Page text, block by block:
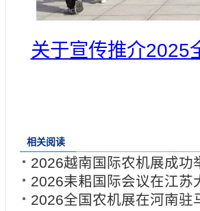
关于宣传推介2025
相关阅读
2026越南国际农机展成功
2026耒耜国际会议在江苏
2026全国农机展在河南驻